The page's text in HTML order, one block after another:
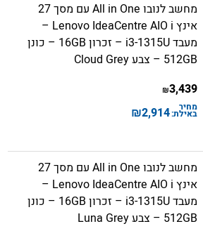
מחשב לנובו All in One עם מסך 27
אינץ Lenovo IdeaCentre AIO i –
מעבד i3-1315U – זכרון 16GB – כונן
512GB – צבע Cloud Grey
3,439
₪
מחיר
באילת:2,914
₪
מחשב לנובו All in One עם מסך 27
אינץ Lenovo IdeaCentre AIO i –
מעבד i3-1315U – זכרון 16GB – כונן
512GB – צבע Luna Grey